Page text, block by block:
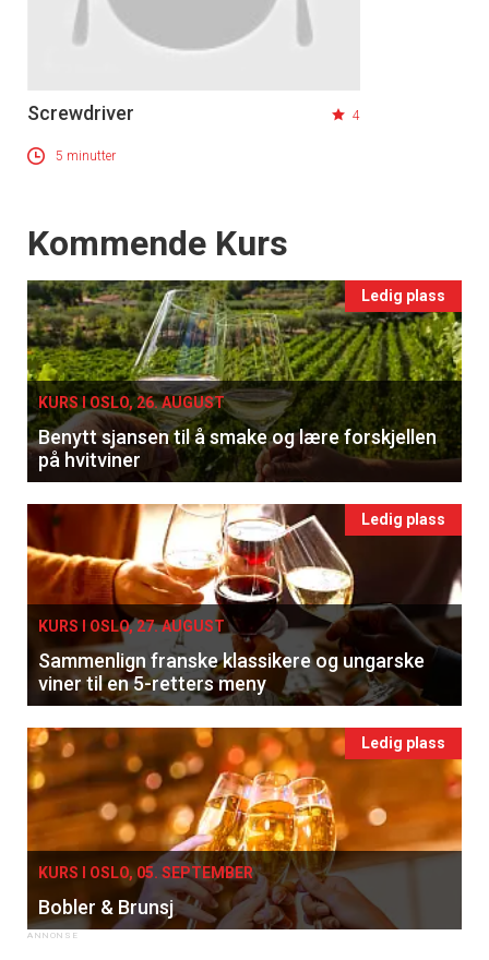
Screwdriver 4
5 minutter
Events
Kommende Kurs
Ledig plass
KURS I OSLO, 26. AUGUST
Benytt sjansen til å smake og lære forskjellen
på hvitviner
Ledig plass
KURS I OSLO, 27. AUGUST
Sammenlign franske klassikere og ungarske
viner til en 5-retters meny
Ledig plass
KURS I OSLO, 05. SEPTEMBER
Bobler & Brunsj